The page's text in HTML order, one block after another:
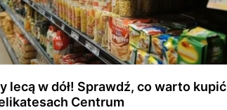
lecą w dół! Sprawdź, co warto kupić
Centrum